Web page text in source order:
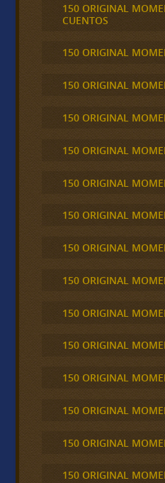
150 ORIGINAL
CUENTOS
150 ORIGINAL
150 ORIGINAL
150 ORIGINAL
150 ORIGINAL
150 ORIGINAL
150 ORIGINAL
150 ORIGINAL
150 ORIGINAL
150 ORIGINAL
150 ORIGINAL
150 ORIGINAL
150 ORIGINAL
150 ORIGINAL
150 ORIGINAL